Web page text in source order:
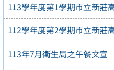
113學年度第1學期市立新莊
112學年度第2學期市立新莊
113年7月衛生局之午餐文宣